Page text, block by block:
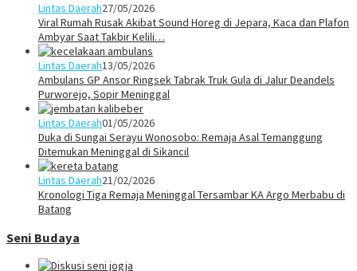
Lintas Daerah27/05/2026
Viral Rumah Rusak Akibat Sound Horeg di Jepara, Kaca dan Plafon
Ambyar Saat Takbir Kelili…
Lintas Daerah13/05/2026
Ambulans GP Ansor Ringsek Tabrak Truk Gula di Jalur Deandels
Purworejo, Sopir Meninggal
Lintas Daerah01/05/2026
Duka di Sungai Serayu Wonosobo: Remaja Asal Temanggung
Ditemukan Meninggal di Sikancil
Lintas Daerah21/02/2026
Kronologi Tiga Remaja Meninggal Tersambar KA Argo Merbabu di
Batang
Seni Budaya